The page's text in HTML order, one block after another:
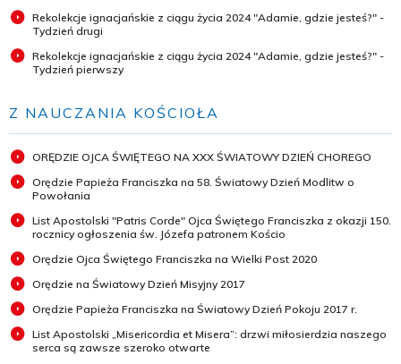
Rekolekcje ignacjańskie z ciągu życia 2024 "Adamie, gdzie jesteś?" -
Tydzień drugi
Rekolekcje ignacjańskie z ciągu życia 2024 "Adamie, gdzie jesteś?" -
Tydzień pierwszy
Z NAUCZANIA KOŚCIOŁA
ORĘDZIE OJCA ŚWIĘTEGO NA XXX ŚWIATOWY DZIEŃ CHOREGO
Orędzie Papieża Franciszka na 58. Światowy Dzień Modlitw o
Powołania
List Apostolski "Patris Corde" Ojca Świętego Franciszka z okazji 150.
rocznicy ogłoszenia św. Józefa patronem Kościo
Orędzie Ojca Świętego Franciszka na Wielki Post 2020
Orędzie na Światowy Dzień Misyjny 2017
Orędzie Papieża Franciszka na Światowy Dzień Pokoju 2017 r.
List Apostolski „Misericordia et Misera”: drzwi miłosierdzia naszego
serca są zawsze szeroko otwarte